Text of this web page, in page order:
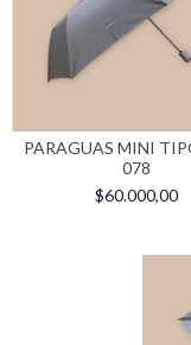
PARAGUAS MINI
078
$60.000,00